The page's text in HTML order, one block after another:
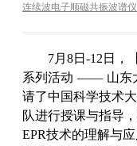
连续波电子顺磁共振波谱仪
7月8日-12日 ，
系列活动 —— 山东
请了中国科学技术
队进行授课与指导，
EPR技术的理解与